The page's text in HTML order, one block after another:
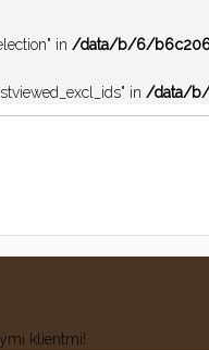
in /data/b/6/
in /data/b/
klientmi!